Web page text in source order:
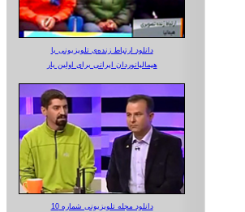
دانلود ارتباط زنده‌ی تلویزیونی‌ با
هیمالیانوردان ایرانی برای اولین بار
دانلود مجله تلویزیونی شماره 10